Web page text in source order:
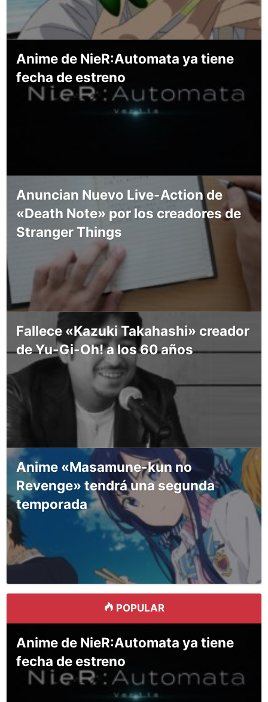
Anime de NieR:Automata ya tiene
fecha de estreno
Anuncian Nuevo Live-Action de
«Death Note» por los creadores de
Stranger Things
Fallece «Kazuki Takahashi» creador
de Yu-Gi-Oh! a los 60 años
Anime «Masamune-kun no
Revenge» tendrá una segunda
temporada
POPULAR
Anime de NieR:Automata ya tiene
fecha de estreno